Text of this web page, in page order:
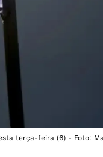
terça-feira (6) - Foto: